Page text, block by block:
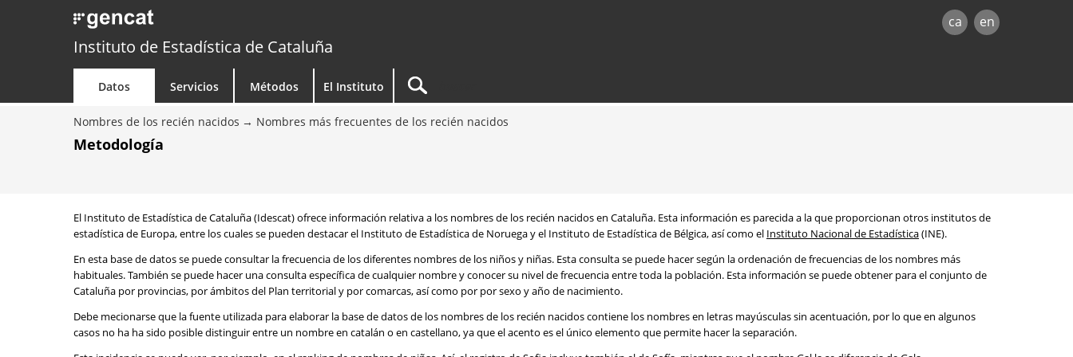
ca en
Instituto de Estadística de Cataluña
Datos Servicios Métodos El Instituto
Nombres de los recién nacidos Nombres más frecuentes de los recién nacidos
Metodología
El Instituto de Estadística de Cataluña (Idescat) ofrece información relativa a los nombres de los recién nacidos en Cataluña. Esta información es parecida a la que proporcionan otros institutos de
estadística de Europa, entre los cuales se pueden destacar el Instituto de Estadística de Noruega y el Instituto de Estadística de Bélgica, así como el Instituto Nacional de Estadística(INE).
En esta base de datos se puede consultar la frecuencia de los diferentes nombres de los niños y niñas. Esta consulta se puede hacer según la ordenación de frecuencias de los nombres más
habituales. También se puede hacer una consulta específica de cualquier nombre y conocer su nivel de frecuencia entre toda la población. Esta información se puede obtener para el conjunto de
Cataluña por provincias, por ámbitos del Plan territorial y por comarcas, así como por por sexo y año de nacimiento.
Debe mecionarse que la fuente utilizada para elaborar la base de datos de los nombres de los recién nacidos contiene los nombres en letras mayúsculas sin acentuación, por lo que en algunos
casos no ha ha sido posible distinguir entre un nombre en catalán o en castellano, ya que el acento es el único elemento que permite hacer la separación.